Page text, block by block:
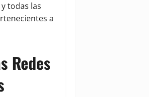
todas las
a
Redes